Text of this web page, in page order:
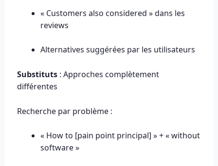
« Customers also considered » dans les
reviews
Alternatives suggérées par les utilisateurs
Substituts : Approches complètement
différentes
Recherche par problème :
« How to [pain point principal] » + « without
software »